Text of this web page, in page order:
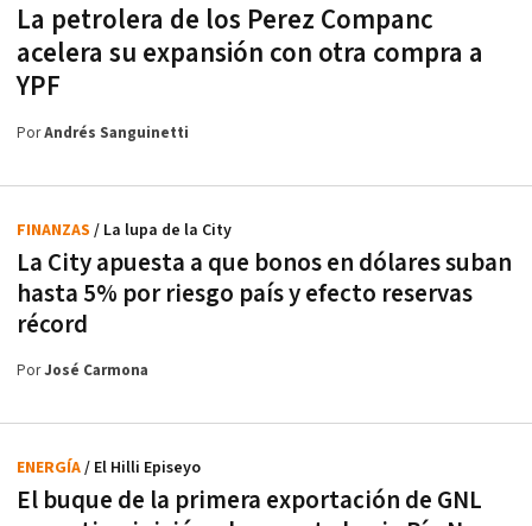
La petrolera de los Perez Companc
acelera su expansión con otra compra a
YPF
PorAndrés Sanguinetti
La City apuesta a que bonos en dólares suban
hasta 5% por riesgo país y efecto reservas
récord
FINANZAS / La lupa de la City
PorJosé Carmona
El buque de la primera exportación de GNL
ENERGÍA/ El Hilli Episeyo